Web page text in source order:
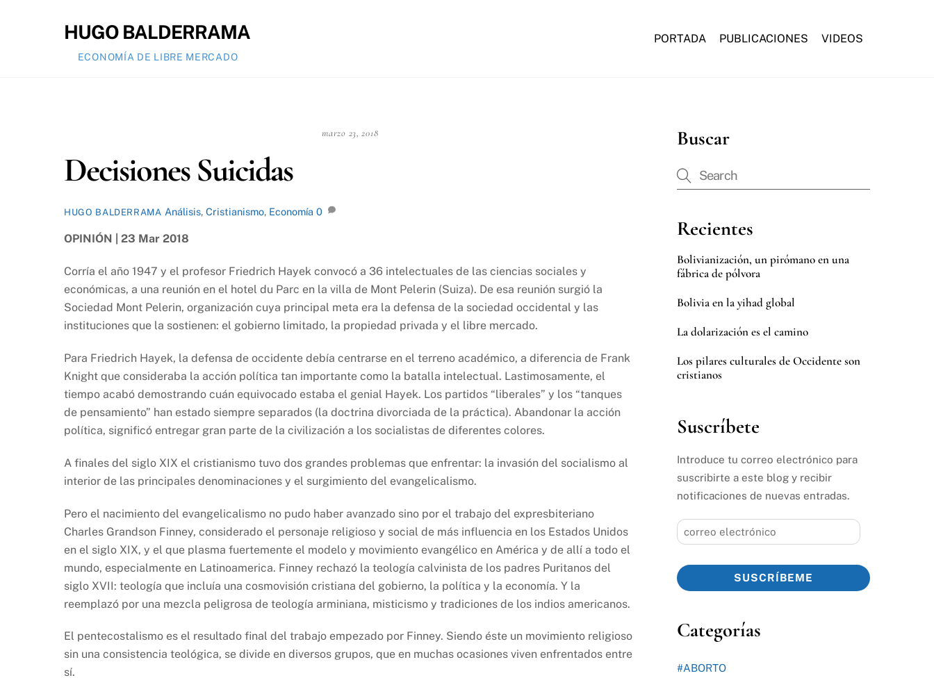
HUGO BALDERRAMA
ECONOMÍA DE LIBRE MERCADO
PORTADA PUBLICACIONES VIDEOS
marzo 23, 2018
Decisiones Suicidas
HUGO BALDERRAMA Análisis, Cristianismo, Economía 0
OPINIÓN | 23 Mar 2018
Corría el año 1947 y el profesor Friedrich Hayek convocó a 36 intelectuales de las ciencias sociales y
económicas, a una reunión en el hotel du Parc en la villa de Mont Pelerin (Suiza). De esa reunión surgió la
Sociedad Mont Pelerin, organización cuya principal meta era la defensa de la sociedad occidental y las
instituciones que la sostienen: el gobierno limitado, la propiedad privada y el libre mercado.
Para Friedrich Hayek, la defensa de occidente debía centrarse en el terreno académico, a diferencia de Frank
Knight que consideraba la acción política tan importante como la batalla intelectual. Lastimosamente, el
tiempo acabó demostrando cuán equivocado estaba el genial Hayek. Los partidos “liberales” y los “tanques
de pensamiento” han estado siempre separados (la doctrina divorciada de la práctica). Abandonar la acción
política, significó entregar gran parte de la civilización a los socialistas de diferentes colores.
A finales del siglo XIX el cristianismo tuvo dos grandes problemas que enfrentar: la invasión del socialismo al
interior de las principales denominaciones y el surgimiento del evangelicalismo.
Pero el nacimiento del evangelicalismo no pudo haber avanzado sino por el trabajo del expresbiteriano
Charles Grandson Finney, considerado el personaje religioso y social de más influencia en los Estados Unidos
en el siglo XIX, y el que plasma fuertemente el modelo y movimiento evangélico en América y de allí a todo el
mundo, especialmente en Latinoamerica. Finney rechazó la teología calvinista de los padres Puritanos del
siglo XVII: teología que incluía una cosmovisión cristiana del gobierno, la política y la economía. Y la
reemplazó por una mezcla peligrosa de teología arminiana, misticismo y tradiciones de los indios americanos.
El pentecostalismo es el resultado final del trabajo empezado por Finney. Siendo éste un movimiento religioso
sin una consistencia teológica, se divide en diversos grupos, que en muchas ocasiones viven enfrentados entre
sí.
Buscar
Recientes
Bolivianización, un pirómano en una
fábrica de pólvora
Bolivia en la yihad global
La dolarización es el camino
Los pilares culturales de Occidente son
cristianos
Suscríbete
Introduce tu correo electrónico para
suscribirte a este blog y recibir
notificaciones de nuevas entradas.
correo
electrónico
SUSCRÍBEME
Categorías
#ABORTO